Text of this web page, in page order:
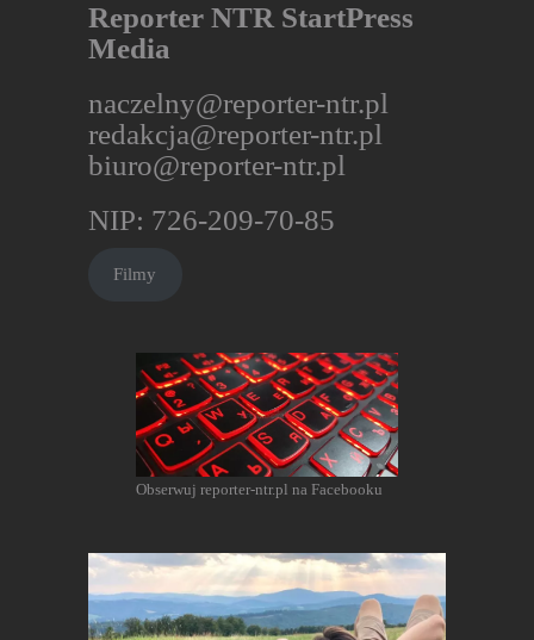
Reporter NTR StartPress
Media
naczelny@reporter-ntr.pl
redakcja@reporter-ntr.pl
biuro@reporter-ntr.pl
NIP: 726-209-70-85
Filmy
Obserwuj reporter-ntr.pl na Facebooku